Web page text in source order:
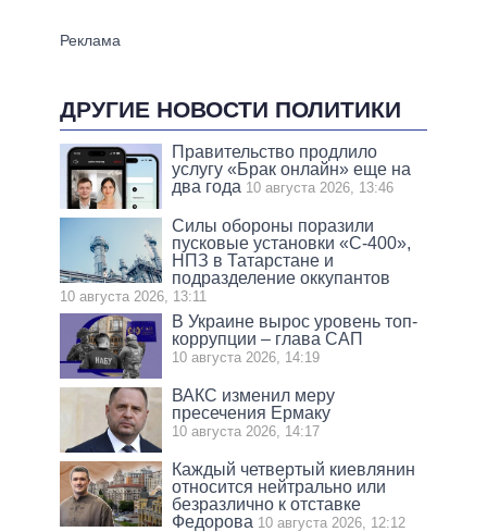
ДРУГИЕ НОВОСТИ ПОЛИТИКИ
Правительство продлило
услугу «Брак онлайн» еще на
два года 10 августа 2026, 13:46
Силы обороны поразили
пусковые установки «С-400»,
НПЗ в Татарстане и
подразделение оккупантов
10 августа 2026, 13:11
В Украине вырос уровень топ-
коррупции – глава САП
10 августа 2026, 14:19
ВАКС изменил меру
пресечения Ермаку
10 августа 2026, 14:17
Каждый четвертый киевлянин
относится нейтрально или
безразлично к отставке
Федорова 10 августа 2026, 12:12